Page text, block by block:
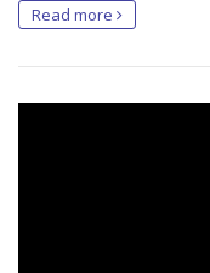
Read more